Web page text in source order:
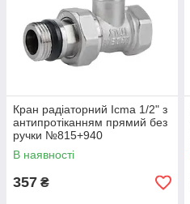
Кран радіаторний Icma 1/2" з
антипротіканням прямий без
ручки №815+940
В наявності
357 ₴